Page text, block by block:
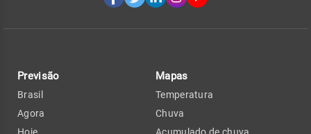
Previsão
Brasil
Agora
Mapas
Temperatura
Chuva